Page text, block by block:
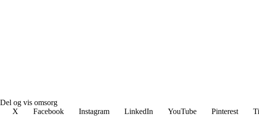
Del og vis omsorg
X
Facebook Instagram LinkedIn YouTube Pinterest